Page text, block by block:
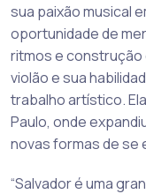
sua paixão musical
oportunidade de
ritmos e construção
violão e sua
trabalho artístico.
Paulo, onde
novas formas de se
“Salvador é uma